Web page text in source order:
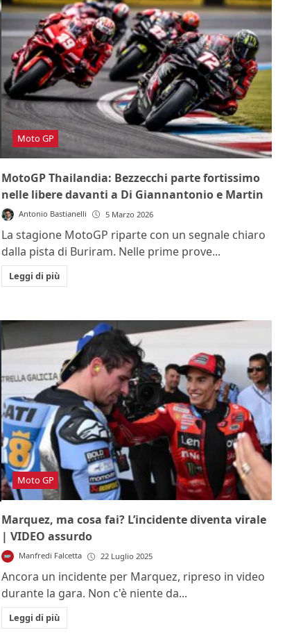
Moto GP
MotoGP Thailandia: Bezzecchi parte fortissimo
nelle libere davanti a Di Giannantonio e Martin
Antonio Bastianelli 5 Marzo 2026
La stagione MotoGP riparte con un segnale chiaro
dalla pista di Buriram. Nelle prime prove...
Leggi di più
Moto GP
Marquez, ma cosa fai? L’incidente diventa virale
| VIDEO assurdo
Manfredi Falcetta 22 Luglio 2025
Ancora un incidente per Marquez, ripreso in video
durante la gara. Non c'è niente da...
Leggi di più